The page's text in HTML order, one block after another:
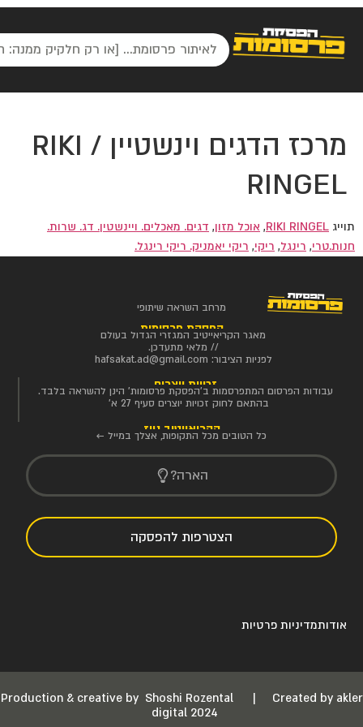
מרכז הדגים וינשטיין / RIKI
RINGEL
תוייג RIKI RINGEL
, אוכל מזון, דגים. מאכלים. ויינשטין. דג. שרות.
חנות.טרי, רינגל, ריקי, ריקי יאמניק. ריקי רינגל.
מרחב השראה שיתופי
הפסקת פרסומות
מאגר הקריאייטיב המגזרי הגדול בעולם
// מלאי מתעדכן.
לפניות הציבור: hafsakat.ad@gmail.com
זכויות יוצרים
עבודות הפרסום המתפרסמות ב'הפסקת פרסומות' הינן להשראה בלבד.
בהתאם לחוק זכויות יוצרים סעיף 27 א'
הקריאייטיב ניוז
כל הטובים מכל התקופות, אצלך במייל ←
הארה?
הצטרפות להפסקה
אודותמדיניות פרטיות
Production & creative by Shoshi Rozental | Created by akler
digital 2024